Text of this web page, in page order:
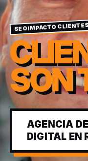
SEOIMPACTO CLIENTES
SON
AGENCIA
DIGITAL EN